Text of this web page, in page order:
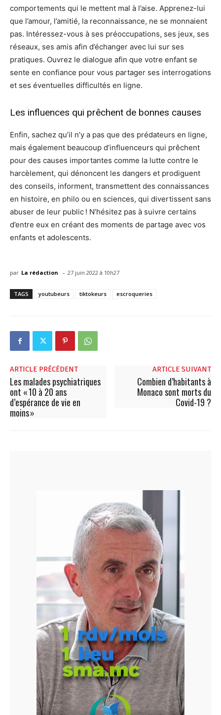
comportements qui le mettent mal à l’aise. Apprenez-lui
que l’amour, l’amitié, la reconnaissance, ne se monnaient
pas. Intéressez-vous à ses préoccupations, ses jeux, ses
réseaux, ses amis afin d’échanger avec lui sur ses
pratiques. Ouvrez le dialogue afin que votre enfant se
sente en confiance pour vous partager ses interrogations
et ses éventuelles difficultés en ligne.
Les influences qui prêchent de bonnes causes
Enfin, sachez qu’il n’y a pas que des prédateurs en ligne,
mais également beaucoup d’influenceurs qui prêchent
pour des causes importantes comme la lutte contre le
harcèlement, qui dénoncent les dangers et prodiguent
des conseils, informent, transmettent des connaissances
en histoire, en philo ou en sciences, qui divertissent sans
abuser de leur public ! N’hésitez pas à suivre certains
d’entre eux en créant des moments de partage avec vos
enfants et adolescents.
par La rédaction - 27 juin 2022 à 10h27
TAGS youtubeurs tiktokeurs escroqueries
ARTICLE PRÉCÉDENT
Les malades psychiatriques
ont « 10 à 20 ans
d’espérance de vie en
moins »
ARTICLE SUIVANT
Combien d’habitants à
Monaco sont morts du
Covid-19 ?